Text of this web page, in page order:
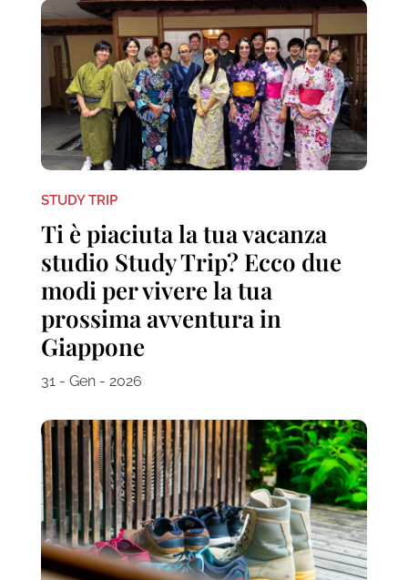
STUDY TRIP
Ti è piaciuta la tua vacanza
studio Study Trip? Ecco due
modi per vivere la tua
prossima avventura in
Giappone
31 - Gen - 2026